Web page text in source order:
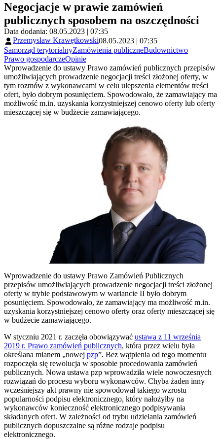
Negocjacje w prawie zamówień
publicznych sposobem na oszczędności
Data dodania: 08.05.2023 | 07:35
Przemysław Krawętkowski08.05.2023 | 07:35
Samorząd terytorialnyZamówienia publiczneBudownictwo
Prawo gospodarczeOpinie
Wprowadzenie do ustawy Prawo zamówień publicznych przepisów
umożliwiających prowadzenie negocjacji treści złożonej oferty, w
tym rozmów z wykonawcami w celu ulepszenia elementów treści
ofert, było dobrym posunięciem. Spowodowało, że zamawiający ma
możliwość m.in. uzyskania korzystniejszej cenowo oferty lub oferty
mieszczącej się w budżecie zamawiającego.
Wprowadzenie do ustawy Prawo Zamówień Publicznych
przepisów umożliwiających prowadzenie negocjacji treści złożonej
oferty w trybie podstawowym w wariancie II było dobrym
posunięciem. Spowodowało, że zamawiający ma możliwość m.in.
uzyskania korzystniejszej cenowo oferty oraz oferty mieszczącej się
w budżecie zamawiającego.
W styczniu 2021 r. zaczęła obowiązywać ustawa z 11 września
2019 r. Prawo zamówień publicznych, która przez wielu była
określana mianem „nowej pzp”. Bez wątpienia od tego momentu
rozpoczęła się rewolucja w sposobie procedowania zamówień
publicznych. Nowa ustawa pzp wprowadziła wiele nowoczesnych
rozwiązań do procesu wyboru wykonawców. Chyba żaden inny
wcześniejszy akt prawny nie spowodował takiego wzrostu
popularności podpisu elektronicznego, który nałożyłby na
wykonawców konieczność elektronicznego podpisywania
składanych ofert. W zależności od trybu udzielania zamówień
publicznych dopuszczalne są różne rodzaje podpisu
elektronicznego.